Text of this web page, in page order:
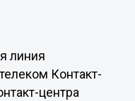
линия
Контакт-
центра